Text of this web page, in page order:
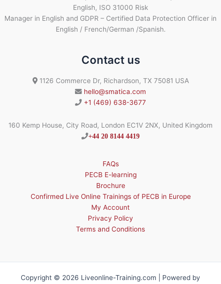
English, ISO 31000 Risk
Manager in English and GDPR – Certified Data Protection Officer in
English / French/German /Spanish.
Contact us
1126 Commerce Dr, Richardson, TX 75081 USA
hello@smatica.com
+1 (469) 638-3677
160 Kemp House, City Road, London EC1V 2NX, United Kingdom
+44 20 8144 4419
FAQs
PECB E-learning
Brochure
Confirmed Live Online Trainings of PECB in Europe
My Account
Privacy Policy
Terms and Conditions
Copyright © 2026 Liveonline-Training.com | Powered by